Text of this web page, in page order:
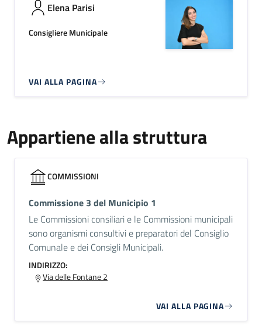
Elena Parisi
Consigliere Municipale
VAI ALLA PAGINA
Appartiene alla struttura
COMMISSIONI
Commissione 3 del Municipio 1
Le Commissioni consiliari e le Commissioni municipali
sono organismi consultivi e preparatori del Consiglio
Comunale e dei Consigli Municipali.
INDIRIZZO:
Via delle Fontane 2
VAI ALLA PAGINA